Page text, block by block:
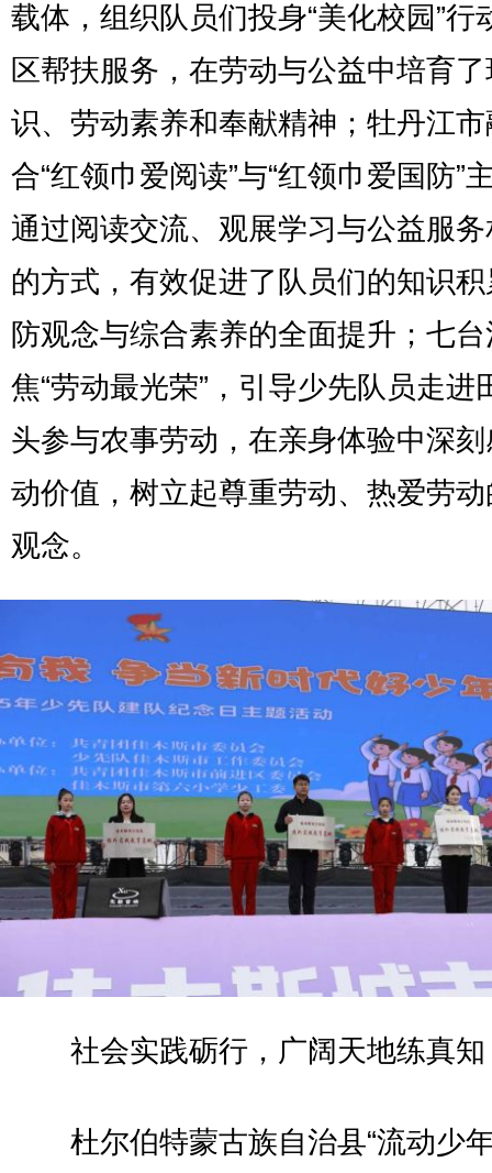
载体，组织队员们投身“美化校园”行
区帮扶服务，在劳动与公益中培育
识、劳动素养和奉献精神；牡丹江市
合“红领巾爱阅读”与“红领巾爱国防”
通过阅读交流、观展学习与公益服
的方式，有效促进了队员们的知识
防观念与综合素养的全面提升；七
焦“劳动最光荣”，引导少先队员走进
头参与农事劳动，在亲身体验中深
动价值，树立起尊重劳动、热爱劳
观念。
社会实践砺行，广阔天地练真知
杜尔伯特蒙古族自治县“流动少年